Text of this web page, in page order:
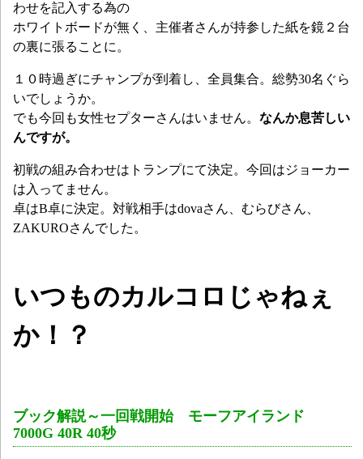
わせを記入する為の
ホワイトボードが無く、主催者さんが持参した紙を鏡２台
の裏に張ることに。
１０時過ぎにチャンプが到着し、全員集合。総勢30名ぐら
いでしょうか。
でも今回も女性セプターさんはいません。 なんか息苦しい
んですが。
初戦の組み合わせはトランプにて決定。今回はジョーカー
は入ってません。
卓はB卓に決定。対戦相手はdovaさん、むらびさん、
ZAKUROさんでした。
いつものカルコロじゃねぇ
か！？
ブック解説～一回戦開始 モーフアイランド
7000G 40R 40秒